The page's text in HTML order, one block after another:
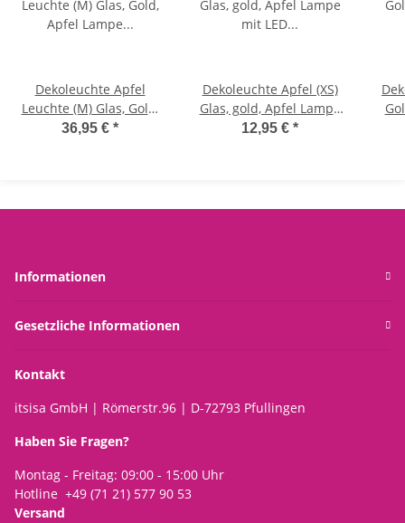
Dekoleuchte Apfel
Leuchte (M) Glas, Gold,
Apfel Lampe mit LED
36,95 € *
Dekoleuchte Apfel (XS)
Glas, gold, Apfel Lampe
mit LED Lichterkette,
12,95 € *
Informationen
Gesetzliche Informationen
Kontakt
itsisa GmbH | Römerstr.96 | D-72793 Pfullingen
Haben Sie Fragen?
Montag - Freitag: 09:00 - 15:00 Uhr
Hotline +49 (71 21) 577 90 53
Versand